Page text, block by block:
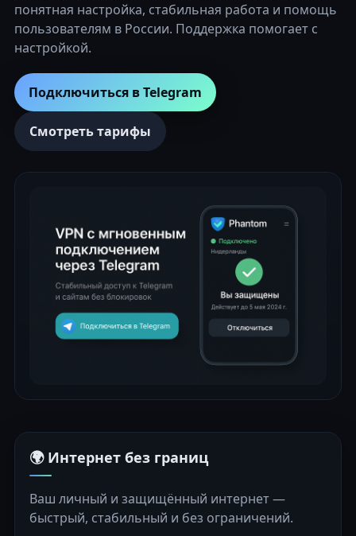
понятная настройка, стабильная работа и помощь
пользователям в России. Поддержка помогает с
настройкой.
Подключиться в Telegram
Смотреть тарифы
🌍 Интернет без границ
Ваш личный и защищённый интернет —
быстрый, стабильный и без ограничений.